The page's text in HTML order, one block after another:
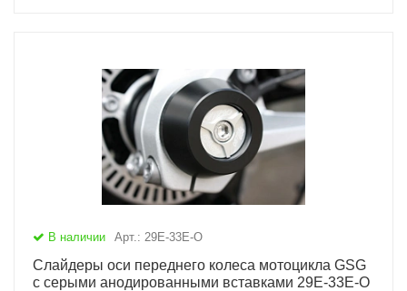
В наличии Арт.: 29E-33E-O
Слайдеры оси переднего колеса мотоцикла GSG
с серыми анодированными вставками 29E-33E-O